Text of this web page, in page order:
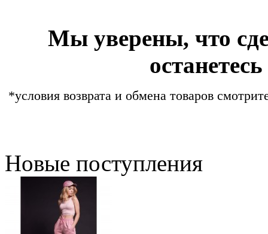
Мы уверены, что
*условия возврата и обмена товаров
Новые поступления